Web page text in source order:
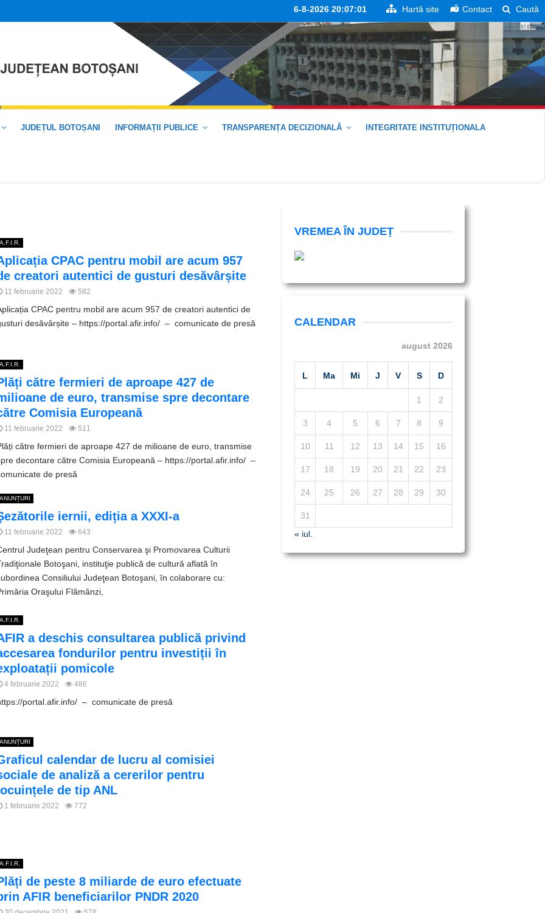
6-8-2026 20:07:01 Hartă site Contact Caută
JUDEȚUL BOTOȘANI INFORMAȚII PUBLICE TRANSPARENȚA DECIZIONALĂ INTEGRITATE INSTITUȚIONALA
A.F.I.R.
CPAC pentru mobil are acum 957
creatori autentici de gusturi desăvârșite
11 februarie 2022 582
CPAC pentru mobil are acum 957 de creatori autentici de
desăvârșite – https://portal.afir.info/ – comunicate de presă
A.F.I.R.
către fermieri de aproape 427 de
de euro, transmise spre decontare
Comisia Europeană
11 februarie 2022 511
către fermieri de aproape 427 de milioane de euro, transmise
decontare către Comisia Europeană – https://portal.afir.info/ –
de presă
ANUNȚURI
iernii, ediția a XXXI-a
11 februarie 2022 643
Judeţean pentru Conservarea şi Promovarea Culturii
Botoşani, instituţie publică de cultură aflată în
Consiliului Judeţean Botoşani, în colaborare cu:
Oraşului Flămânzi,
A.F.I.R.
a deschis consultarea publică privind
fondurilor pentru investiții în
pomicole
4 februarie 2022 486
portal.afir.info/ – comunicate de presă
ANUNȚURI
calendar de lucru al comisiei
de analiză a cererilor pentru
de tip ANL
1 februarie 2022 772
A.F.I.R.
de peste 8 miliarde de euro efectuate
AFIR beneficiarilor PNDR 2020
VREMEA ÎN JUDEȚ
CALENDAR
august 2026
L Ma Mi J V S D
1 2
3 4 5 6 7 8 9
10 11 12 13 14 15 16
17 18 19 20 21 22 23
24 25 26 27 28 29 30
31
« iul.